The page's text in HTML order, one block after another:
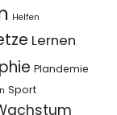
Helfen
Lernen
Plandemie
Sport